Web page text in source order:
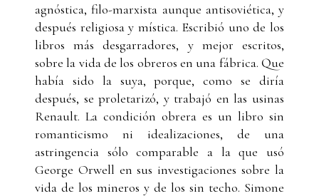
agnóstica, filo-marxista aunque antisoviética, y
después religiosa y mística. Escribió uno de los
libros más desgarradores, y mejor escritos,
sobre la vida de los obreros en una fábrica. Que
había sido la suya, porque, como se diría
después, se proletarizó, y trabajó en las usinas
Renault. La condición obrera es un libro sin
romanticismo ni idealizaciones, de una
astringencia sólo comparable a la que usó
George Orwell en sus investigaciones sobre la
vida de los mineros y de los sin techo. Simone